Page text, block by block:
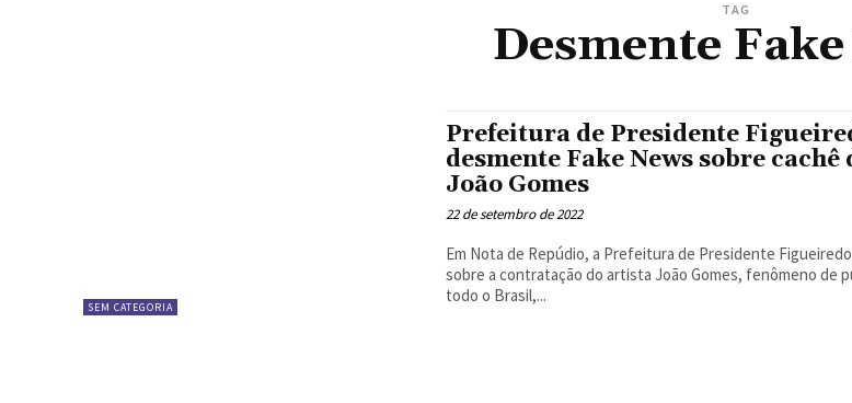
TAG
Desmente
SEM CATEGORIA
Prefeitura de Presidente
desmente Fake News sobre cachê
João Gomes
22 de setembro de 2022
Em Nota de Repúdio, a Prefeitura de Presidente
sobre a contratação do artista João Gomes, fenômeno de
todo o Brasil,...